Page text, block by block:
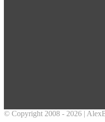
© Copyright 2008 - 2026 |